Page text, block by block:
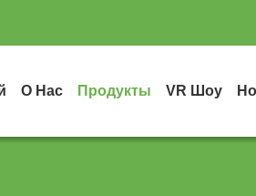
О Нас Продукты VR Шоу